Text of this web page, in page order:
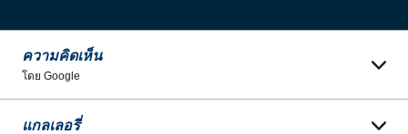
ความคิดเห็น
โดย Google
แกลเลอรี่